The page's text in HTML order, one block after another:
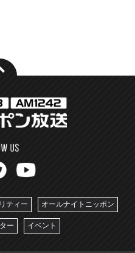
ティー オールナイトニッポン
ー イベント